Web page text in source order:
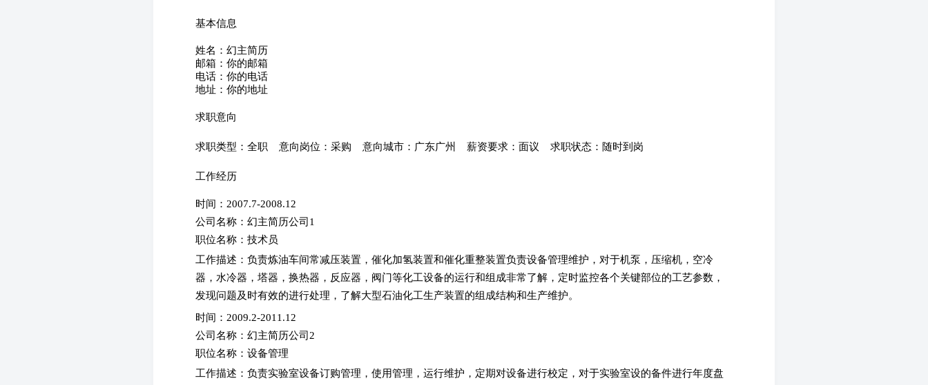
基本信息
姓名：幻主简历
邮箱：你的邮箱
电话：你的电话
地址：你的地址
求职意向
求职类型：全职 意向岗位：采购 意向城市：广东广州 薪资要求：面议 求职状态：随时到岗
工作经历
时间：2007.7-2008.12
公司名称：幻主简历公司1
职位名称：技术员
工作描述： 负责炼油车间常减压装置，催化加氢装置和催化重整装置负责设备管理维护，对于机泵，压缩机，空冷
器，水冷器，塔器，换热器，反应器，阀门等化工设备的运行和组成非常了解，定时监控各个关键部位的工艺参数，
发现问题及时有效的进行处理，了解大型石油化工生产装置的组成结构和生产维护。
时间：2009.2-2011.12
公司名称：幻主简历公司2
职位名称：设备管理
工作描述： 负责实验室设备订购管理，使用管理，运行维护，定期对设备进行校定，对于实验室设的备件进行年度盘